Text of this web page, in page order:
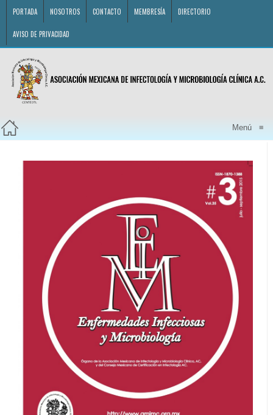
PORTADA NOSOTROS CONTACTO MEMBRESÍA DIRECTORIO
AVISO DE PRIVACIDAD
Menú ≡